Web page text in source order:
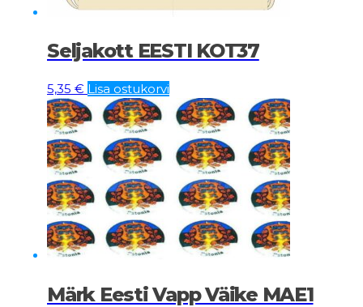
Seljakott EESTI KOT37
5,35 € Lisa ostukorvi
Märk Eesti Vapp Väike MAE1